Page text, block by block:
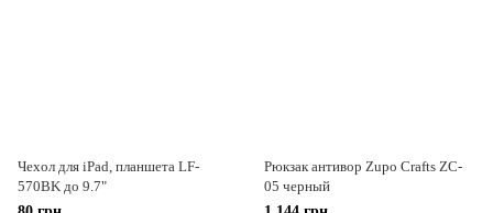
Чехол для iPad, планшета LF-
570BK до 9.7"
Рюкзак антивор Zupo Crafts ZC-
05 черный